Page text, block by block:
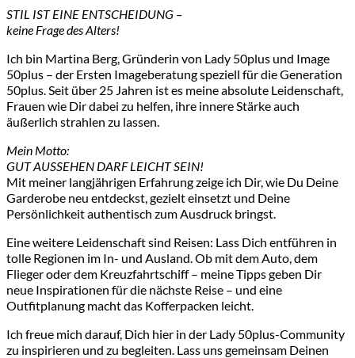
STIL IST EINE ENTSCHEIDUNG –
keine Frage des Alters!
Ich bin Martina Berg, Gründerin von Lady 50plus und Image
50plus – der Ersten Imageberatung speziell für die Generation
50plus. Seit über 25 Jahren ist es meine absolute Leidenschaft,
Frauen wie Dir dabei zu helfen, ihre innere Stärke auch
äußerlich strahlen zu lassen.
Mein Motto:
GUT AUSSEHEN DARF LEICHT SEIN!
Mit meiner langjährigen Erfahrung zeige ich Dir, wie Du Deine
Garderobe neu entdeckst, gezielt einsetzt und Deine
Persönlichkeit authentisch zum Ausdruck bringst.
Eine weitere Leidenschaft sind Reisen: Lass Dich entführen in
tolle Regionen im In- und Ausland. Ob mit dem Auto, dem
Flieger oder dem Kreuzfahrtschiff – meine Tipps geben Dir
neue Inspirationen für die nächste Reise – und eine
Outfitplanung macht das Kofferpacken leicht.
Ich freue mich darauf, Dich hier in der Lady 50plus-Community
zu inspirieren und zu begleiten. Lass uns gemeinsam Deinen